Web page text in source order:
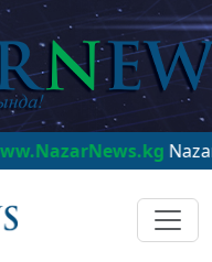
NazarNews